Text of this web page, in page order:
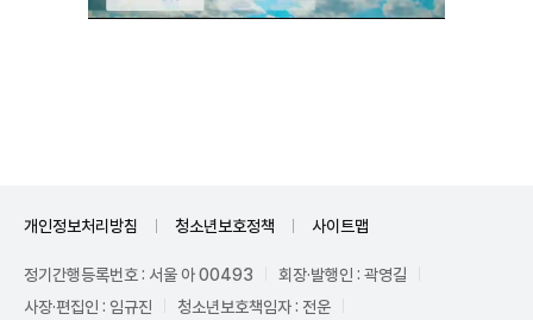
개인정보처리방침 청소년보호정책 사이트맵
정기간행등록번호 : 서울 아 00493
회장·발행인 : 곽영길
사장·편집인 : 임규진
청소년보호책임자 : 전운